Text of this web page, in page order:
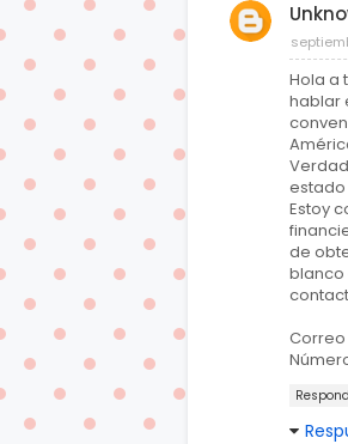
Hola a
hablar
estado
Estoy
de
blanco